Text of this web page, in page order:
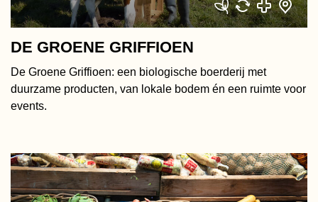
DE GROENE GRIFFIOEN
De Groene Griffioen: een biologische boerderij met
duurzame producten, van lokale bodem én een ruimte voor
events.